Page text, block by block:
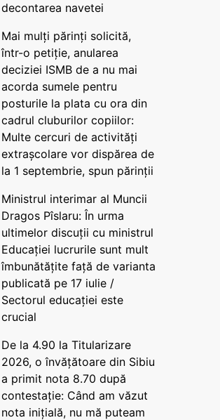
decontarea navetei
Mai mulți părinți solicită,
într-o petiție, anularea
deciziei ISMB de a nu mai
acorda sumele pentru
posturile la plata cu ora din
cadrul cluburilor copiilor:
Multe cercuri de activități
extrașcolare vor dispărea de
la 1 septembrie, spun părinții
Ministrul interimar al Muncii
Dragos Pîslaru: În urma
ultimelor discuții cu ministrul
Educației lucrurile sunt mult
îmbunătățite față de varianta
publicată pe 17 iulie /
Sectorul educației este
crucial
De la 4.90 la Titularizare
2026, o învățătoare din Sibiu
a primit nota 8.70 după
contestație: Când am văzut
nota inițială, nu mă puteam